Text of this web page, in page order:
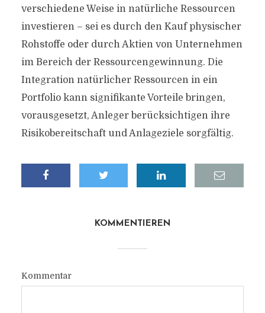
verschiedene Weise in natürliche Ressourcen
investieren – sei es durch den Kauf physischer
Rohstoffe oder durch Aktien von Unternehmen
im Bereich der Ressourcengewinnung. Die
Integration natürlicher Ressourcen in ein
Portfolio kann signifikante Vorteile bringen,
vorausgesetzt, Anleger berücksichtigen ihre
Risikobereitschaft und Anlageziele sorgfältig.
KOMMENTIEREN
Kommentar